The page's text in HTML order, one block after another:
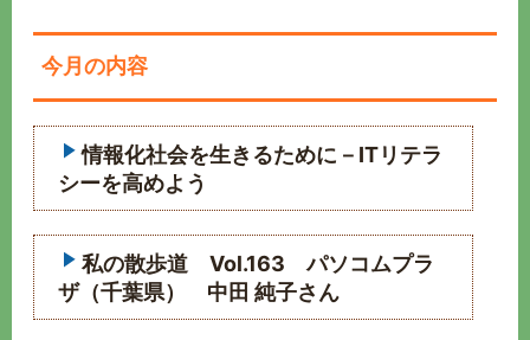
今月の内容
情報化社会を生きるために－ITリテラ
シーを高めよう
私の散歩道 Vol.163 パソコムプラ
ザ（千葉県） 中田 純子さん